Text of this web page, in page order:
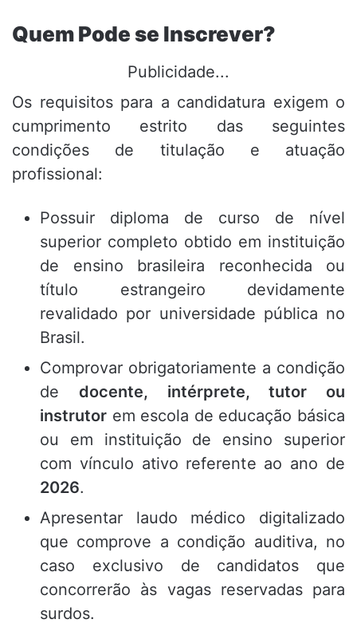
Quem Pode se Inscrever?
Publicidade...
Os requisitos para a candidatura exigem o
cumprimento estrito das seguintes
condições de titulação e atuação
profissional:
Possuir diploma de curso de nível
superior completo obtido em instituição
de ensino brasileira reconhecida ou
título estrangeiro devidamente
revalidado por universidade pública no
Brasil.
Comprovar obrigatoriamente a condição
de docente, intérprete, tutor ou
instrutor em escola de educação básica
ou em instituição de ensino superior
com vínculo ativo referente ao ano de
2026.
Apresentar laudo médico digitalizado
que comprove a condição auditiva, no
caso exclusivo de candidatos que
concorrerão às vagas reservadas para
surdos.